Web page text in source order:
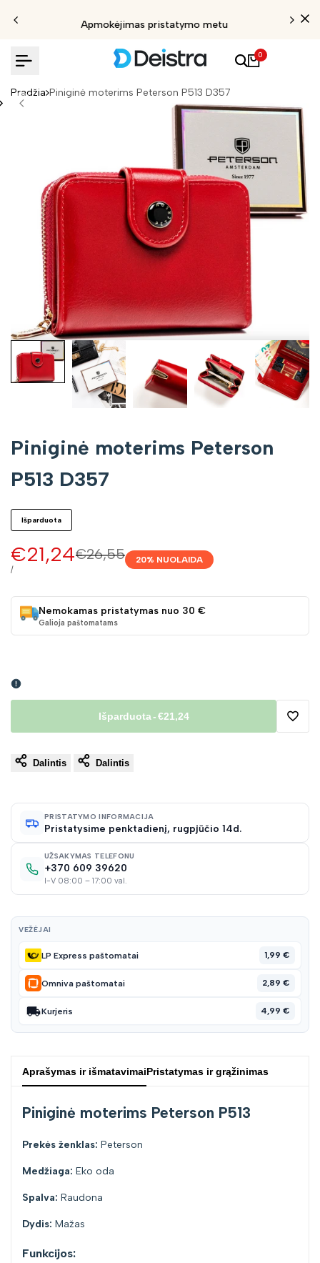
Apmokėjimas pristatymo metu
0
Pradžia Piniginė moterims Peterson P513 D357
Piniginė moterims Peterson
P513 D357
Išparduota
Įprasta
€26,55
Pardavimo
kaina
€21,24
VIENETO
/
20% NUOLAIDA
Nemokamas pristatymas nuo 30 €
Galioja paštomatams
Išparduota-€21,24
Dalintis Dalintis
PRISTATYMO INFORMACIJA
Pristatysime penktadienį, rugpjūčio 14d.
UŽSAKYMAS TELEFONU
+370 609 39620
I-V 08:00 – 17:00 val.
VEŽĖJAI
LP Express paštomatai 1,99 €
Omniva paštomatai 2,89 €
Kurjeris 4,99 €
Aprašymas ir išmatavimaiPristatymas ir grąžinimas
Piniginė moterims Peterson P513
Prekės ženklas: Peterson
Medžiaga: Eko oda
Spalva: Raudona
Dydis: Mažas
Funkcijos: